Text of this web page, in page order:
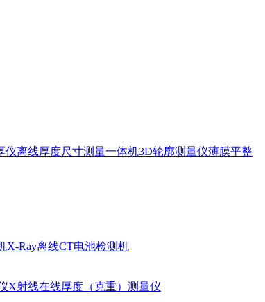
仪离线厚度尺寸测量一体机3D轮廓测量仪薄膜平整
X-Ray离线CT电池检测机
X射线在线厚度（克重）测量仪